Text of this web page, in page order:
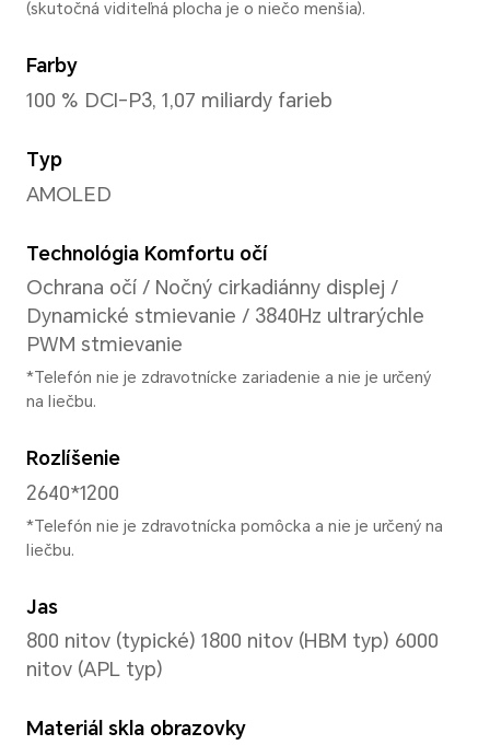
Šírka
7,76 mm
Hmotnosť
*Skutočné rozmery a hmotnosť sa
od konfigurácie, výrobného